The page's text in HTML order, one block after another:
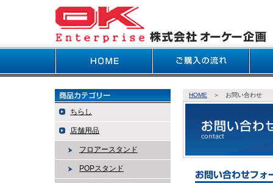
ちらし
店舗用品
フロアースタンド
POPスタンド
HOME ＞ お問い合わせ